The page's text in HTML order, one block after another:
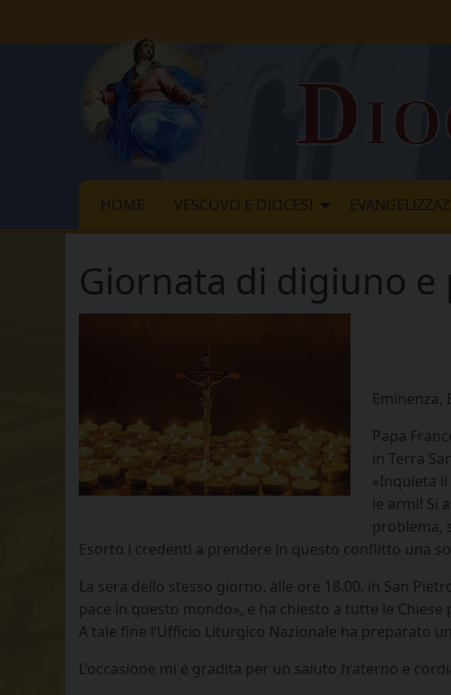
HOME VESCOVO E DIOCESI
Giornata di digiuno e
Eminenza,
Papa
in Terra
«Inquieta
le armi! Si
problema,
Esorto i credenti a prendere in questo conflitto una
La sera dello stesso giorno, alle ore 18.00, in San
pace in questo mondo», e ha chiesto a tutte le
A tale fine l’Ufficio Liturgico Nazionale ha preparato
L’occasione mi è gradita per un saluto fraterno e